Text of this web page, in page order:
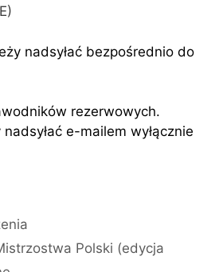
nadsyłać bezpośrednio do
rezerwowych.
nadsyłać e-mailem wyłącznie
Polski (edycja